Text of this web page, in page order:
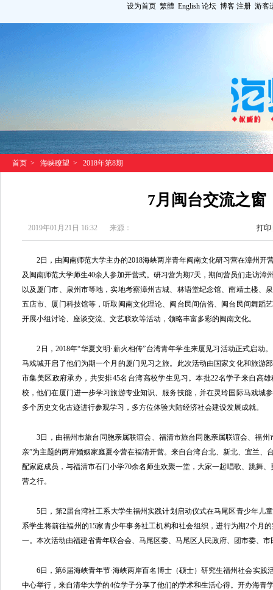
设为首页 繁體 English 论坛 博客 注册 游客
首页 > 海峡瞭望 > 2018年第8期
7月闽台交流之窗
2019年01月21日 16:32 来源： 打印
2日，由闽南师范大学主办的2018海峡两岸青年闽南文化研习营在漳州开
及闽南师范大学师生40余人参加开营式。研习营为期7天，期间营员们走访漳
以及厦门市、泉州市等地，实地考察漳州古城、林语堂纪念馆、南靖土楼、
五店市、厦门科技馆等，听取闽南文化理论、闽台民间信俗、闽台民间舞蹈
开展小组讨论、座谈交流、文艺联欢等活动，领略丰富多彩的闽南文化。
2日，2018年“华夏文明·薪火相传”台湾青年学生来厦见习活动正式启动
马戏城开启了他们为期一个月的厦门见习之旅。此次活动由国家文化和旅游
市集美区政府承办，共安排45名台湾高校学生见习。本批22名学子来自高
校，他们在厦门进一步学习旅游专业知识、服务技能，并在灵玲国际马戏城
多个历史文化古迹进行参观学习，多方位体验大陆经济社会建设发展成就。
3日，由福州市旅台同胞亲属联谊会、福清市旅台同胞亲属联谊会、福州
亲”为主题的两岸婚姻家庭夏令营在福清开营。来自台湾台北、新北、宜兰、
配家庭成员，与福清市石门小学70余名师生欢聚一堂，大家一起唱歌、跳舞
营之行。
5日，第2届台湾社工系大学生福州实践计划启动仪式在马尾区青少年儿
系学生将前往福州的15家青少年事务社工机构和社会组织，进行为期2个月
一。本次活动由福建省青年联合会、马尾区委、马尾区人民政府、团市委、
6日，第6届海峡青年节·海峡两岸百名博士（硕士）研究生福州社会实践
中心举行，来自清华大学的4位学子分享了他们的学术和生活心得。开办海青